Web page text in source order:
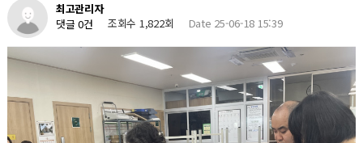
최고관리자
댓글 0건
조회수 1,822회 Date 25-06-18 15:39